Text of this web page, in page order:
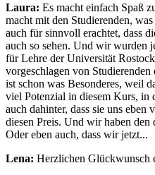
Laura: Es macht einfach Spaß
macht mit den Studierenden,
auch für sinnvoll erachtet, dass
auch so sehen. Und wir wurden
für Lehre der Universität
vorgeschlagen von
ist schon was Besonderes, weil
viel Potenzial in diesem Kurs, in
auch dahinter, dass sie uns
diesen Preis. Und wir haben den
Oder eben auch, dass wir jetzt...
Lena: Herzlichen Glückwunsch